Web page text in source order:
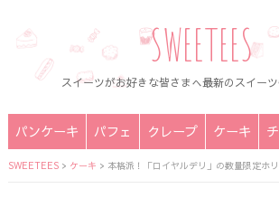
SWEETEES
スイーツがお好きな皆さまへ最新のスイー
パンケーキ パフェ クレープ ケーキ
SWEETEES> ケーキ > 本格派！「ロイヤルデリ」の数量限定ホ